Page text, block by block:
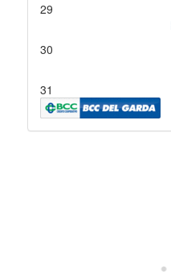
29
30
31